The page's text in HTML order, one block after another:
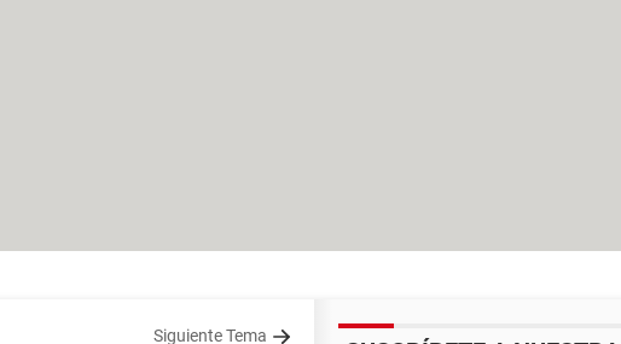
Siguiente Tema